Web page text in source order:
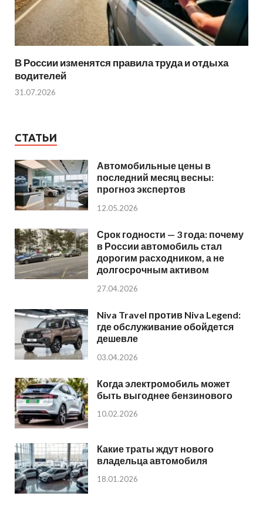
В России изменятся правила труда и отдыха
водителей
31.07.2026
СТАТЬИ
Автомобильные цены в
последний месяц весны:
прогноз экспертов
12.05.2026
Срок годности — 3 года: почему
в России автомобиль стал
дорогим расходником, а не
долгосрочным активом
27.04.2026
Niva Travel против Niva Legend:
где обслуживание обойдется
дешевле
03.04.2026
Когда электромобиль может
быть выгоднее бензинового
10.02.2026
Какие траты ждут нового
владельца автомобиля
18.01.2026